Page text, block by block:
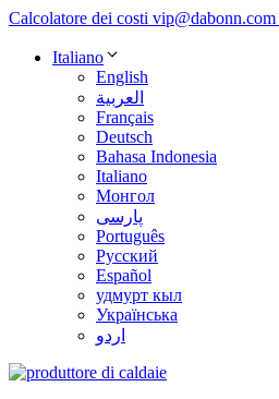
Calcolatore dei costi vip@dabonn.com
Italiano
English
العربية
Français
Deutsch
Bahasa Indonesia
Italiano
Монгол
پارسی
Português
Русский
Español
удмурт кыл
Українська
اردو